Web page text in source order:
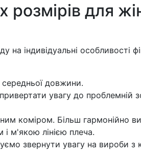
для
на індивідуальні особливості
довжини.
увагу до проблемній
коміром. Більш гармонійно
м'якою лінією плеча.
звернути увагу на вироби з